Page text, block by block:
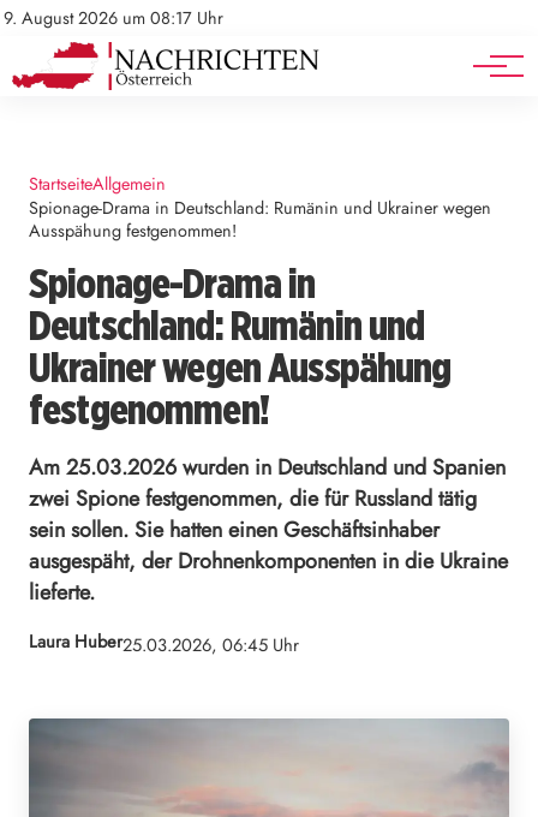
9. August 2026 um 08:17 Uhr
Mediadaten
Werbung
Stellenangebote
Veranstaltungen
StartseiteAllgemein
Spionage-Drama in Deutschland: Rumänin und Ukrainer wegen
Ausspähung festgenommen!
Spionage-Drama in
Deutschland: Rumänin und
Ukrainer wegen Ausspähung
festgenommen!
Am 25.03.2026 wurden in Deutschland und Spanien
zwei Spione festgenommen, die für Russland tätig
sein sollen. Sie hatten einen Geschäftsinhaber
ausgespäht, der Drohnenkomponenten in die Ukraine
lieferte.
Laura Huber25.03.2026, 06:45 Uhr